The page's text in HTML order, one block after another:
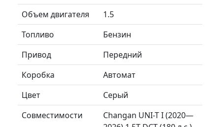
Объем двигателя
1.5
Топливо
Бензин
Привод
Передний
Коробка
Автомат
Цвет
Серый
Совместимости
Changan UNI-T I (2020—